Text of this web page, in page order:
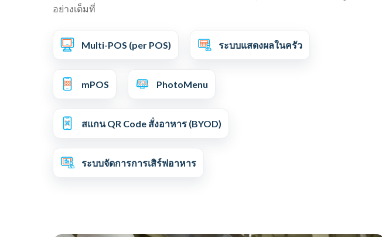
อย่างเต็มที่
Multi-POS (per POS) ระบบแสดงผลในครัว
mPOS PhotoMenu
สแกน QR Code สั่งอาหาร (BYOD)
ระบบจัดการการเสิร์ฟอาหาร